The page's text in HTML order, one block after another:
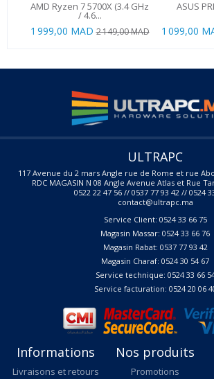
AMD Ryzen 7 5700X (3.4 GHz
/ 4.6...
1 999,00 MAD 2 149,00 MAD
ASUS
1 099,00
ULTRAPC
117 Avenue du 2 mars Angle rue de Rome et rue
RDC MAGASIN N 08 Angle Avenue Atlas et Rue
0522 22 47 56 // 0537 77 93 42 // 0524
contact@ultrapc.ma
Service Client: 0524 33 66 75
Magasin Massar: 0524 33 66 76
Magasin Rabat: 0537 77 93 42
Magasin Charaf: 0524 30 54 67
Service technique: 0524 33 66
Service facturation: 0524 20 06
Informations
Livraisons et retours
Nos produits
Promotions